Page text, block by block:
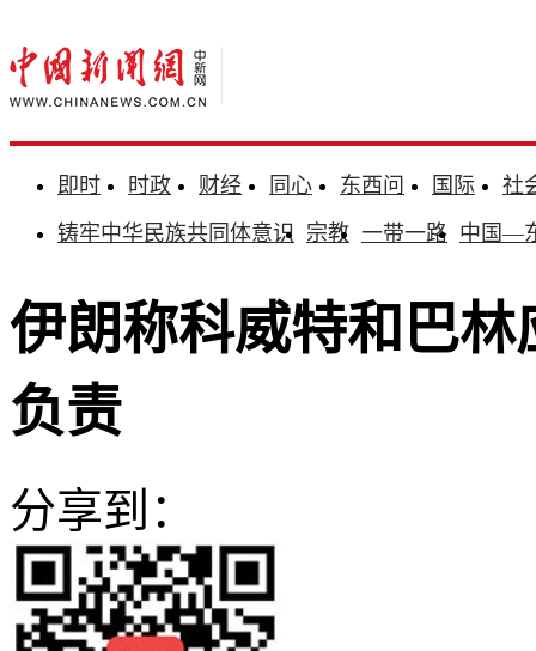
即时 时政 财经 同心 东西问 国际
社
铸牢中华民族共同体意识 宗教 一带一路 中国—
伊朗称科威特和巴
负责
分享到：